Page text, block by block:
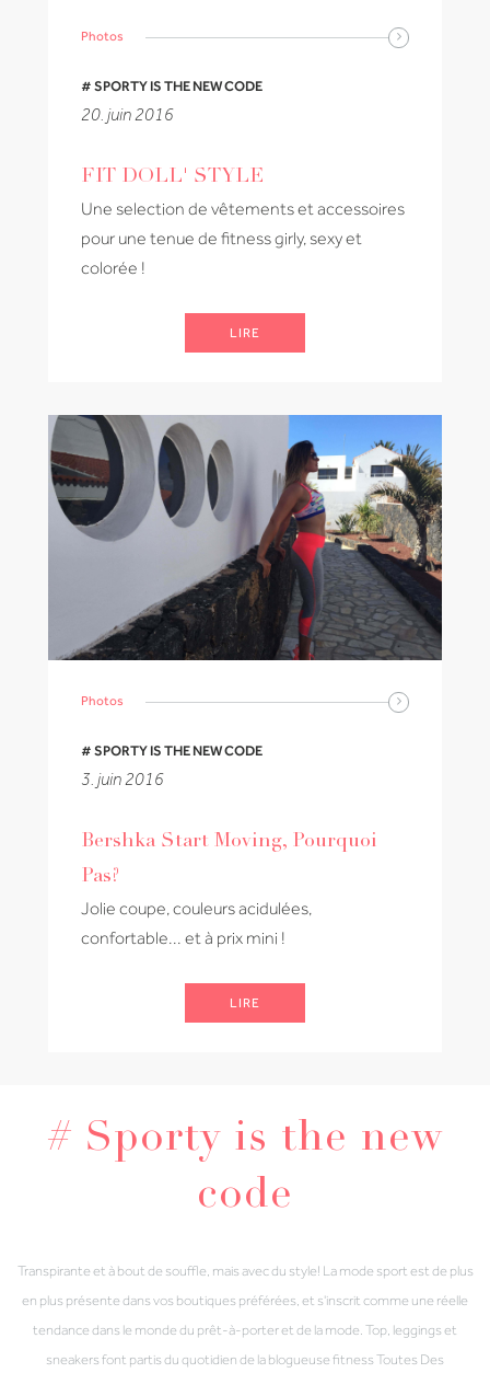
Photos
# SPORTY IS THE NEW CODE
20. juin 2016
FIT DOLL' STYLE
Une selection de vêtements et accessoires
pour une tenue de fitness girly, sexy et
colorée !
LIRE
Photos
# SPORTY IS THE NEW CODE
3. juin 2016
Bershka Start Moving, Pourquoi
Pas?
Jolie coupe, couleurs acidulées,
confortable... et à prix mini !
LIRE
# Sporty is the new
code
Transpirante et à bout de souffle, mais avec du style! La mode sport est de plus
en plus présente dans vos boutiques préférées, et s'inscrit comme une réelle
tendance dans le monde du prêt-à-porter et de la mode. Top, leggings et
sneakers font partis du quotidien de la blogueuse fitness Toutes Des